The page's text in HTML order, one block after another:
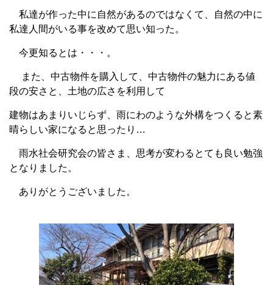
私達が作った中に自然があるのではなくて、自然の中に
私達人間がいる事を改めて思い知った。
今更知るとは・・・。
また、中古物件を購入して、中古物件の魅力にある値
段の安さと、土地の広さを利用して
建物はあまりいじらず、雨にわのような外構をつくると素
晴らしい家になると思ったり…
雨水社会研究会の皆さま、思考が変わるとても良い勉強
となりました。
ありがとうございました。